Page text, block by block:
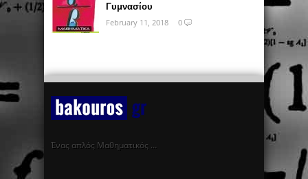
Γυμνασίου
February 11, 2018
0
Ένας απλός Μαθηματικός …